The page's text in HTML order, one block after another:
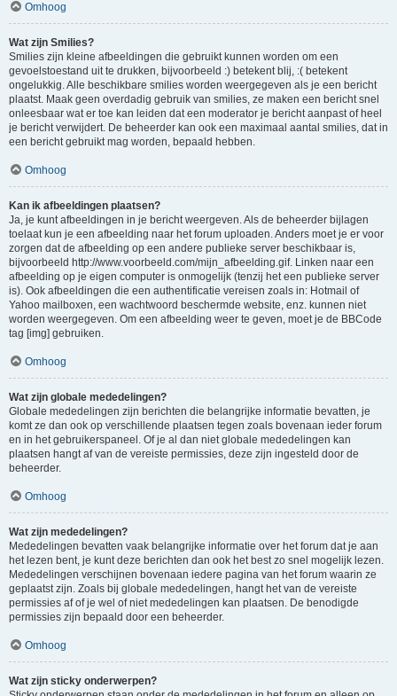
Omhoog
Wat zijn Smilies?
Smilies zijn kleine afbeeldingen die gebruikt kunnen worden om een
gevoelstoestand uit te drukken, bijvoorbeeld :) betekent blij, :( betekent
ongelukkig. Alle beschikbare smilies worden weergegeven als je een bericht
plaatst. Maak geen overdadig gebruik van smilies, ze maken een bericht snel
onleesbaar wat er toe kan leiden dat een moderator je bericht aanpast of heel
je bericht verwijdert. De beheerder kan ook een maximaal aantal smilies, dat in
een bericht gebruikt mag worden, bepaald hebben.
Omhoog
Kan ik afbeeldingen plaatsen?
Ja, je kunt afbeeldingen in je bericht weergeven. Als de beheerder bijlagen
toelaat kun je een afbeelding naar het forum uploaden. Anders moet je er voor
zorgen dat de afbeelding op een andere publieke server beschikbaar is,
bijvoorbeeld http://www.voorbeeld.com/mijn_afbeelding.gif. Linken naar een
afbeelding op je eigen computer is onmogelijk (tenzij het een publieke server
is). Ook afbeeldingen die een authentificatie vereisen zoals in: Hotmail of
Yahoo mailboxen, een wachtwoord beschermde website, enz. kunnen niet
worden weergegeven. Om een afbeelding weer te geven, moet je de BBCode
tag [img] gebruiken.
Omhoog
Wat zijn globale mededelingen?
Globale mededelingen zijn berichten die belangrijke informatie bevatten, je
komt ze dan ook op verschillende plaatsen tegen zoals bovenaan ieder forum
en in het gebruikerspaneel. Of je al dan niet globale mededelingen kan
plaatsen hangt af van de vereiste permissies, deze zijn ingesteld door de
beheerder.
Omhoog
Wat zijn mededelingen?
Mededelingen bevatten vaak belangrijke informatie over het forum dat je aan
het lezen bent, je kunt deze berichten dan ook het best zo snel mogelijk lezen.
Mededelingen verschijnen bovenaan iedere pagina van het forum waarin ze
geplaatst zijn. Zoals bij globale mededelingen, hangt het van de vereiste
permissies af of je wel of niet mededelingen kan plaatsen. De benodigde
permissies zijn bepaald door een beheerder.
Omhoog
Wat zijn sticky onderwerpen?